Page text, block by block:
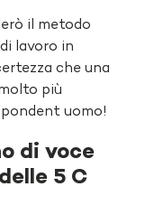
il metodo
lavoro in
che una
più
uomo!
di voce
5 C